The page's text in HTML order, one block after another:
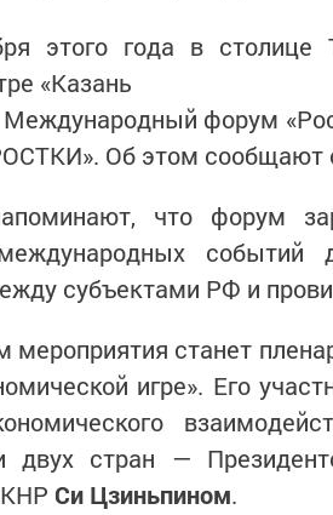
этого года в столице
«Казань
Международный форум
Об этом сообщают
что форум
событий
субъектами РФ и
станет
игре». Его
двух стран —
Си Цзиньпином.